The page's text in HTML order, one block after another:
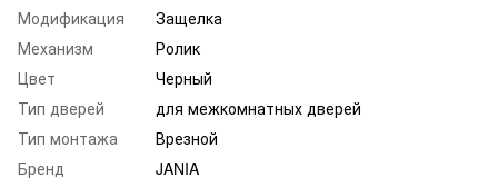
Модификация
Защелка
Механизм
Ролик
Цвет
Черный
Тип дверей
для межкомнатных дверей
Тип монтажа
Врезной
Бренд
JANIA